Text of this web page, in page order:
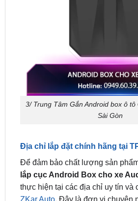
3/ Trung Tâm Gắn Android box ô tô
Sài Gòn
Địa chỉ lắp đặt chính hãng tại
lắp cục Android Box cho xe
thực hiện tại các địa chỉ uy tín và
ZKar Auto. Đây là đơn vị chuyên
nghiệm lâu năm trong lĩnh vực
và giải trí cho xe hơi.